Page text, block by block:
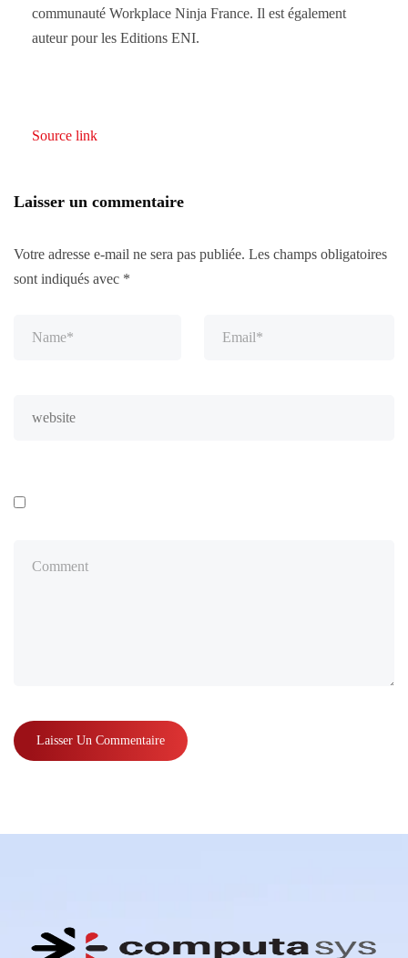
communauté Workplace Ninja France. Il est également
auteur pour les Editions ENI.
Source link
Laisser un commentaire
Votre adresse e-mail ne sera pas publiée. Les champs obligatoires
sont indiqués avec *